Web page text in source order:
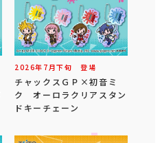
2026年 7 月下旬 登場
チャックスＧＰ×初音ミ
ク オーロラクリアスタン
ドキーチェーン